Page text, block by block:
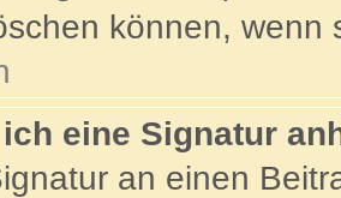
können,
eine Signatur
an einen